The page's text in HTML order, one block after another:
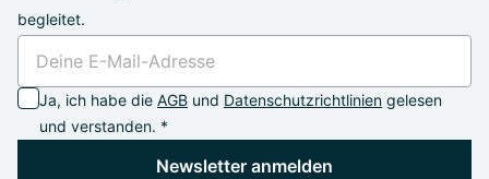
begleitet.
Ja, ich habe die AGB und Datenschutzrichtlinien gelesen
und verstanden. *
Newsletter anmelden